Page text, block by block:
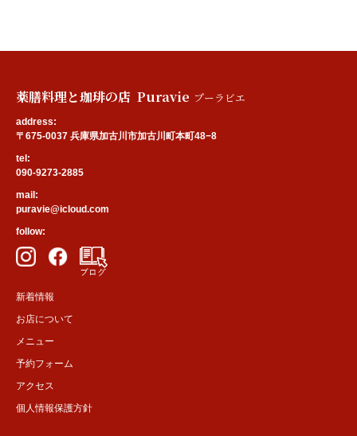
薬膳料理と珈琲の店 Puravie プーラビエ
address:
〒675-0037 兵庫県加古川市加古川町本町48−8
tel:
090-9273-2885
mail:
puravie@icloud.com
follow:
新着情報
お店について
メニュー
予約フォーム
アクセス
個人情報保護方針